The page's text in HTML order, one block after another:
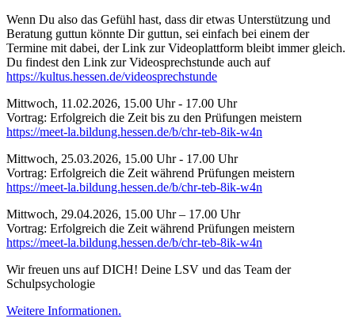
Wenn Du also das Gefühl hast, dass dir etwas Unterstützung und
Beratung guttun könnte Dir guttun, sei einfach bei einem der
Termine mit dabei, der Link zur Videoplattform bleibt immer gleich.
Du findest den Link zur Videosprechstunde auch auf
https://kultus.hessen.de/videosprechstunde
Mittwoch, 11.02.2026, 15.00 Uhr - 17.00 Uhr
Vortrag: Erfolgreich die Zeit bis zu den Prüfungen meistern
https://meet-la.bildung.hessen.de/b/chr-teb-8ik-w4n
Mittwoch, 25.03.2026, 15.00 Uhr - 17.00 Uhr
Vortrag: Erfolgreich die Zeit während Prüfungen meistern
https://meet-la.bildung.hessen.de/b/chr-teb-8ik-w4n
Mittwoch, 29.04.2026, 15.00 Uhr – 17.00 Uhr
Vortrag: Erfolgreich die Zeit während Prüfungen meistern
https://meet-la.bildung.hessen.de/b/chr-teb-8ik-w4n
Wir freuen uns auf DICH! Deine LSV und das Team der
Schulpsychologie
Weitere Informationen.